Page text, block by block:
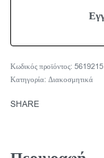
5619215
Κατηγορία: Διακοσμητικά
SHARE